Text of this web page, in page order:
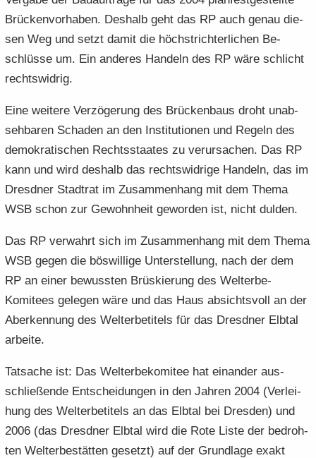
Brü­cken­vor­ha­ben. Des­halb geht das RP auch genau die­
sen Weg und setzt damit die höchst­rich­ter­li­chen Be­
schlüs­se um. Ein an­de­res Han­deln des RP wäre schlicht
rechts­wid­rig.
Eine wei­te­re Ver­zö­ge­rung des Brü­cken­baus droht un­ab­
seh­ba­ren Scha­den an den In­sti­tu­tio­nen und Re­geln des
de­mo­kra­ti­schen Rechts­staa­tes zu ver­ur­sa­chen. Das RP
kann und wird des­halb das rechts­wid­ri­ge Han­deln, das im
Dresd­ner Stadt­rat im Zu­sam­men­hang mit dem Thema
WSB schon zur Ge­wohn­heit ge­wor­den ist, nicht dul­den.
Das RP ver­wahrt sich im Zu­sam­men­hang mit dem Thema
WSB gegen die bös­wil­li­ge Un­ter­stel­lung, nach der dem
RP an einer be­wuss­ten Brüs­kie­rung des Welterbe-​
Komitees ge­le­gen wäre und das Haus ab­sichts­voll an der
Ab­erken­nung des Welt­erbe­ti­tels für das Dresd­ner Elb­tal
ar­bei­te.
Tat­sa­che ist: Das Welt­erbe­ko­mi­tee hat ein­an­der aus­
schlie­ßen­de Ent­schei­dun­gen in den Jah­ren 2004 (Ver­lei­
hung des Welt­erbe­ti­tels an das Elb­tal bei Dres­den) und
2006 (das Dresd­ner Elb­tal wird die Rote Liste der be­droh­
ten Welt­erbe­stät­ten ge­setzt) auf der Grund­la­ge exakt